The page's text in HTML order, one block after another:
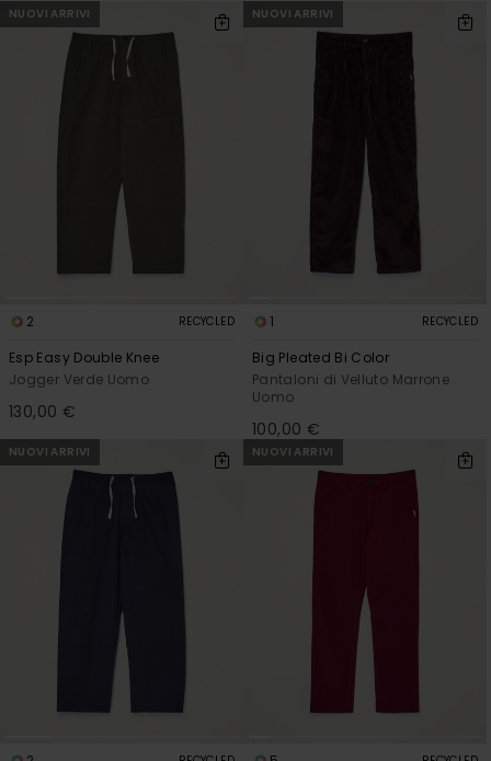
NUOVI ARRIVI
2 RECYCLED
Esp Easy Double Knee
Jogger Verde Uomo
130,00 €
NUOVI ARRIVI
1 RECYCLED
Big Pleated Bi Color
Pantaloni di Velluto Marrone
Uomo
100,00 €
NUOVI ARRIVI NUOVI ARRIVI